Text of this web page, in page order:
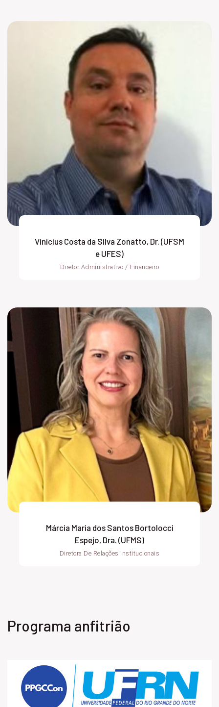
Vinícius Costa da Silva Zonatto, Dr. (UFSM
e UFES)
Diretor Administrativo / Financeiro
Márcia Maria dos Santos Bortolocci
Espejo, Dra. (UFMS)
Diretora De Relações Institucionais
Programa anfitrião